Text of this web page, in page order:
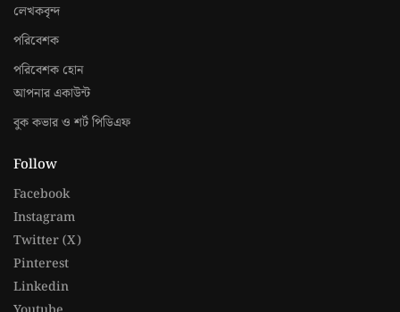
লেখকবৃন্দ
পরিবেশক
পরিবেশক হোন
আপনার একাউন্ট
বুক কভার ও শর্ট পিডিএফ
Follow
Facebook
Instagram
Twitter (X)
Pinterest
Linkedin